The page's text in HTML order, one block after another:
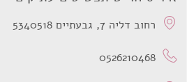
רחוב דליה 7, גבעתיים 5340518
0526210468